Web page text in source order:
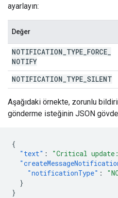
ayarlayın:
Değer
NOTIFICATION TYPE FORCE
NOTIFY
NOTIFICATION TYPE SILENT
Aşağıdaki örnekte, zorunlu
gönderme isteğinin JSON
{
"text" : "Critical
"notificationType" :
}
}